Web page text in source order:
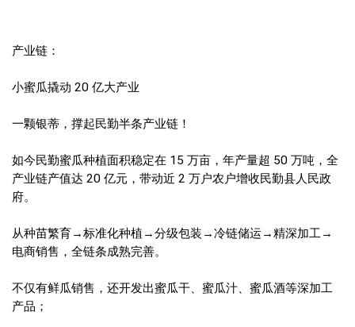
产业链：
小蜜瓜撬动 20 亿大产业
一颗银蒂，撑起民勤半条产业链！
如今民勤蜜瓜种植面积稳定在 15 万亩，年产量超 50 万吨，全
产业链产值达 20 亿元，带动近 2 万户农户增收民勤县人民政
府。
从种苗繁育→标准化种植→分级包装→冷链储运→精深加工→
电商销售，全链条成熟完善。
不仅有鲜瓜销售，还开发出蜜瓜干、蜜瓜汁、蜜瓜酒等深加工
产品；